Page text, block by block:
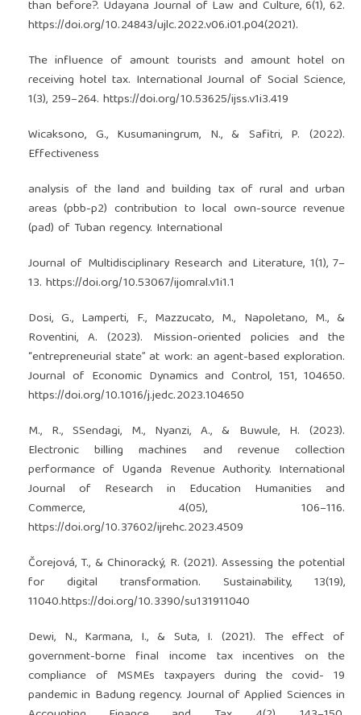
than before?. Udayana Journal of Law and Culture, 6(1), 62.
https://doi.org/10.24843/ujlc.2022.v06.i01.p04(2021).
The influence of amount tourists and amount hotel on
receiving hotel tax. International Journal of Social Science,
1(3), 259–264. https://doi.org/10.53625/ijss.v1i3.419
Wicaksono, G., Kusumaningrum, N., & Safitri, P. (2022).
Effectiveness
analysis of the land and building tax of rural and urban
areas (pbb-p2) contribution to local own-source revenue
(pad) of Tuban regency. International
Journal of Multidisciplinary Research and Literature, 1(1), 7–
13. https://doi.org/10.53067/ijomral.v1i1.1
Dosi, G., Lamperti, F., Mazzucato, M., Napoletano, M., &
Roventini, A. (2023). Mission-oriented policies and the
“entrepreneurial state” at work: an agent-based exploration.
Journal of Economic Dynamics and Control, 151, 104650.
https://doi.org/10.1016/j.jedc.2023.104650
M., R., SSendagi, M., Nyanzi, A., & Buwule, H. (2023).
Electronic billing machines and revenue collection
performance of Uganda Revenue Authority. International
Journal of Research in Education Humanities and
Commerce, 4(05), 106–116.
https://doi.org/10.37602/ijrehc.2023.4509
Čorejová, T., & Chinoracký, R. (2021). Assessing the potential
for digital transformation. Sustainability, 13(19),
11040.https://doi.org/10.3390/su131911040
Dewi, N., Karmana, I., & Suta, I. (2021). The effect of
government-borne final income tax incentives on the
compliance of MSMEs taxpayers during the covid- 19
pandemic in Badung regency. Journal of Applied Sciences in